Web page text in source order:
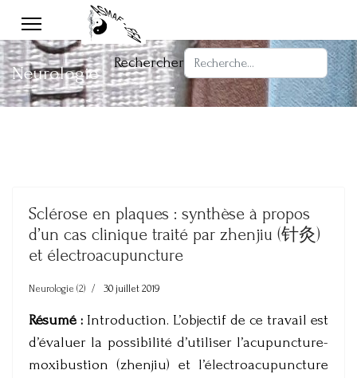
Rechercher
Neurologie
Sclérose en plaques : synthèse à propos
d’un cas clinique traité par zhenjiu (针灸)
et électroacupuncture
Neurologie (2) 30 juillet 2019
Résumé : Introduction. L’objectif de ce travail est
d’évaluer la possibilité d’utiliser l’acupuncture-
moxibustion (zhenjiu) et l’électroacupuncture